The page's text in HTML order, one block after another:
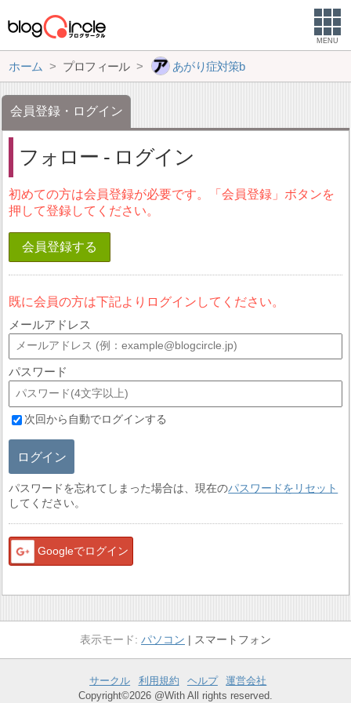
MENU
ホーム プロフィール あがり症対策b
会員登録・ログイン
フォロー - ログイン
初めての方は会員登録が必要です。「会員登録」ボタンを
押して登録してください。
会員登録する
既に会員の方は下記よりログインしてください。
メールアドレス
パスワード
次回から自動でログインする
ログイン
パスワードを忘れてしまった場合は、現在のパスワードをリセット
してください。
Googleでログイン
パソコン スマートフォン
サークル 利用規約 ヘルプ
運営会社
Copyright©2026 @With All rights reserved.